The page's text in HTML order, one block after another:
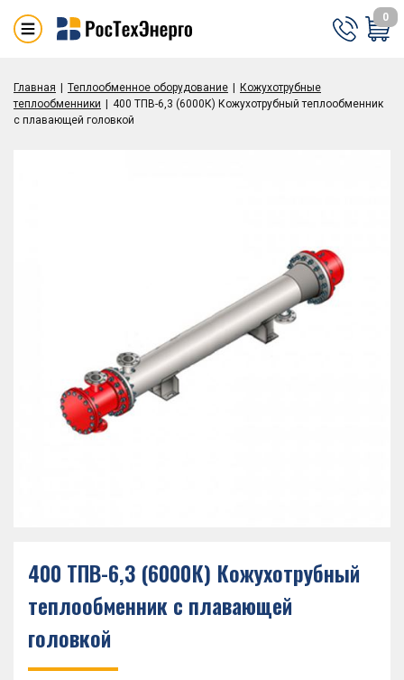
0
Главная Теплообменное оборудование
Кожухотрубные
теплообменники
400 ТПВ-6,3 (6000К) Кожухотрубный теплообменник
с плавающей головкой
400 ТПВ-6,3 (6000К) Кожухотрубный
теплообменник с плавающей
головкой